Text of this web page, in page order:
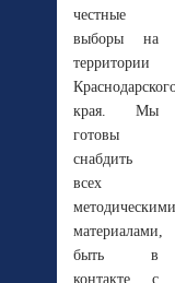
честные
выборы на
территории
края. Мы
готовы
снабдить
всех
методическими
материалами,
быть в
контакте с